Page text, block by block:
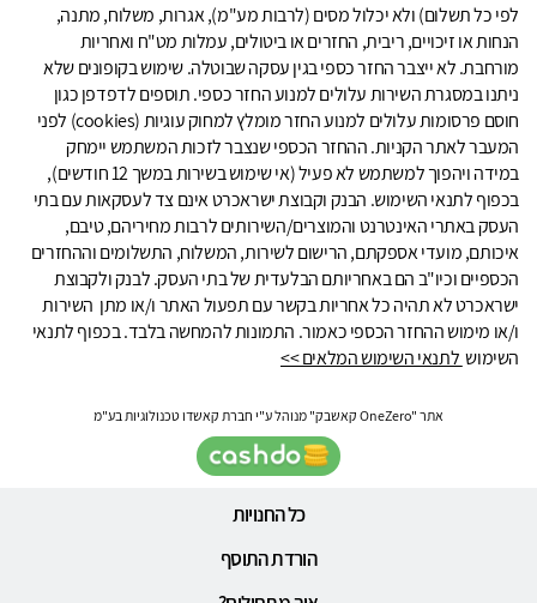
לפי כל תשלום) ולא יכלול מסים (לרבות מע"מ), אגרות, משלוח, מתנה,
הנחות או זיכויים, ריבית, החזרים או ביטולים, עמלות מט"ח ואחריות
מורחבת. לא ייצבר החזר כספי בגין עסקה שבוטלה. שימוש בקופונים שלא
ניתנו במסגרת השירות עלולים למנוע החזר כספי. תוספים לדפדפן כגון
חוסם פרסומות עלולים למנוע החזר מומלץ למחוק עוגיות (cookies) לפני
המעבר לאתר הקניות. ההחזר הכספי שנצבר לזכות המשתמש יימחק
במידה ויהפוך למשתמש לא פעיל (אי שימוש בשירות במשך 12 חודשים),
בכפוף לתנאי השימוש. הבנק וקבוצת ישראכרט אינם צד לעסקאות עם בתי
העסק באתרי האינטרנט והמוצרים/השירותים לרבות מחיריהם, טיבם,
איכותם, מועדי אספקתם, הרישום לשירות, המשלוח, התשלומים וההחזרים
הכספיים וכיו"ב הם באחריותם הבלעדית של בתי העסק. לבנק ולקבוצת
ישראכרט לא תהיה כל אחריות בקשר עם תפעול האתר ו/או מתן השירות
ו/או מימוש ההחזר הכספי כאמור. התמונות להמחשה בלבד. בכפוף לתנאי
השימוש לתנאי השימוש המלאים >>
אתר "OneZero קאשבק" מנוהל ע"י חברת קאשדו טכנולוגיות בע"מ
כל החנויות
הורדת התוסף